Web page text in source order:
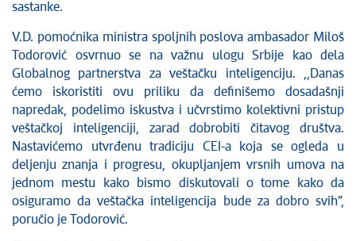
sastanke.
V.D. pomoćnika ministra spoljnih poslova ambasador Miloš
Todorović osvrnuo se na važnu ulogu Srbije kao dela
Globalnog partnerstva za veštačku inteligenciju. ,,Danas
ćemo iskoristiti ovu priliku da definišemo dosadašnji
napredak, podelimo iskustva i učvrstimo kolektivni pristup
veštačkoj inteligenciji, zarad dobrobiti čitavog društva.
Nastavićemo utvrđenu tradiciju CEI-a koja se ogleda u
deljenju znanja i progresu, okupljanjem vrsnih umova na
jednom mestu kako bismo diskutovali o tome kako da
osiguramo da veštačka inteligencija bude za dobro svih”,
poručio je Todorović.